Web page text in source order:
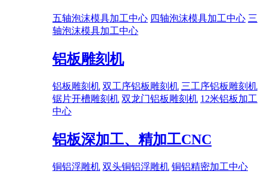
五轴泡沫模具加工中心 四轴泡沫模具加工中心 三
轴泡沫模具加工中心
铝板雕刻机
铝板雕刻机 双工序铝板雕刻机 三工序铝板雕刻机
锯片开槽雕刻机 双龙门铝板雕刻机 12米铝板加工
中心
铝板深加工、精加工CNC
铜铝浮雕机 双头铜铝浮雕机 铜铝精密加工中心